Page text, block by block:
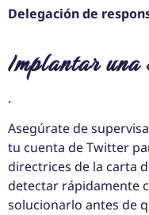
Delegación de
Implantar
.
Asegúrate de
tu cuenta de Twitter
directrices de la carta
detectar rápidamente
solucionarlo antes de